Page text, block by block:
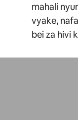
mahali
vyake,
bei za hivi